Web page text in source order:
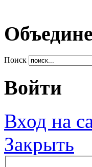
Поиск
Войти
Вход на
Закрыть